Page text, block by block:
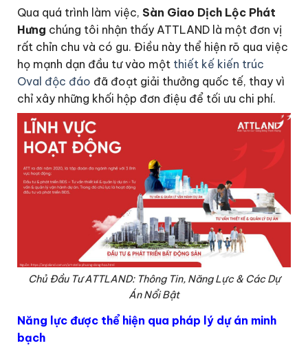
Qua quá trình làm việc, Sàn Giao Dịch Lộc Phát
Hưng chúng tôi nhận thấy ATTLAND là một đơn vị
rất chỉn chu và có gu. Điều này thể hiện rõ qua việc
họ mạnh dạn đầu tư vào một thiết kế kiến trúc
Oval độc đáo đã đoạt giải thưởng quốc tế, thay vì
chỉ xây những khối hộp đơn điệu để tối ưu chi phí.
Chủ Đầu Tư ATTLAND: Thông Tin, Năng Lực & Các Dự
Án Nổi Bật
Năng lực được thể hiện qua pháp lý dự án minh
bạch